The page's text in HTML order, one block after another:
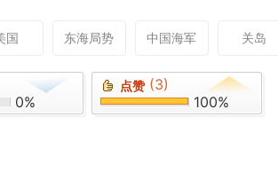
国 东海局势 中国海军 关岛
0%
点赞 (3)
100%